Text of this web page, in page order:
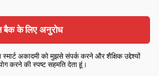
बैक के लिए अनुरोध
अकादमी को मुझसे संपर्क करने और शैक्षिक उद्देश्यों
करने की स्पष्ट सहमति देता हूं।